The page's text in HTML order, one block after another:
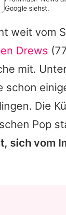
Google siehst.
weit vom
Drews
mit.
Die
Pop
sich vom